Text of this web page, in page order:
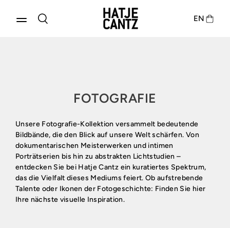
EN
Produkte entdecken
KATEGORIE:
FOTOGRAFIE
Unsere Fotografie-Kollektion versammelt bedeutende
Bildbände, die den Blick auf unsere Welt schärfen. Von
dokumentarischen Meisterwerken und intimen
Porträtserien bis hin zu abstrakten Lichtstudien –
entdecken Sie bei Hatje Cantz ein kuratiertes Spektrum,
das die Vielfalt dieses Mediums feiert. Ob aufstrebende
Talente oder Ikonen der Fotogeschichte: Finden Sie hier
Ihre nächste visuelle Inspiration.